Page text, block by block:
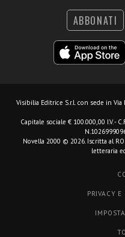
ABBONATI
Visibilia Editrice S.r.l. con sede in Via
Capitale sociale € 100.000,00 I.V. -
Novella 2000 © 2026. Iscritta al
letteraria
PRIVACY